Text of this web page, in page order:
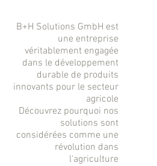
B+H Solutions GmbH est
une entreprise
véritablement engagée
dans le développement
durable de produits
innovants pour le secteur
agricole
Découvrez pourquoi nos
solutions sont
considérées comme une
révolution dans
l'agriculture